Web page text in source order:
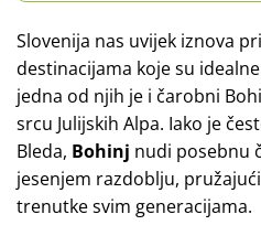
Slovenija nas uvijek iznova
destinacijama koje su
jedna od njih je i čarobni
srcu Julijskih Alpa. Iako je
Bleda, Bohinj nudi posebnu
jesenjem razdoblju,
trenutke svim generacijama.